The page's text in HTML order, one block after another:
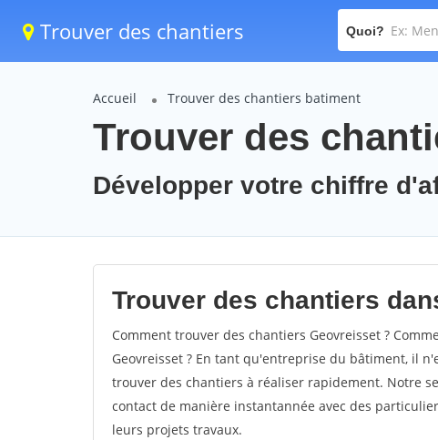
Trouver des chantiers Quoi?
Accueil Trouver des chantiers batiment
Trouver des
Développer votre chiffre
Trouver des chantiers
Comment trouver des chantiers Geovreisset ?
Geovreisset ? En tant qu'entreprise du bâtiment, il
trouver des chantiers à réaliser rapidement. Notre
contact de manière instantannée avec des
leurs projets travaux.